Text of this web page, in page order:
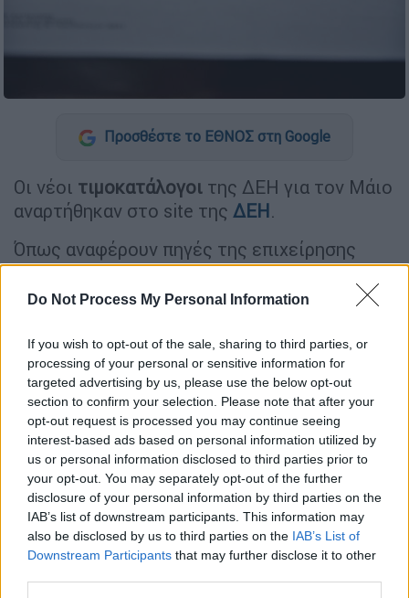
Do Not Process My Personal Information
If you wish to opt-out of the sale, sharing to third parties, or
processing of your personal or sensitive information for
targeted advertising by us, please use the below opt-out
section to confirm your selection. Please note that after your
opt-out request is processed you may continue seeing
interest-based ads based on personal information utilized by
us or personal information disclosed to third parties prior to
your opt-out. You may separately opt-out of the further
disclosure of your personal information by third parties on the
IAB’s list of downstream participants. This information may
also be disclosed by us to third parties on the IAB’s List of
Downstream Participants that may further disclose it to other
Προσθέστε το ΕΘΝΟΣ στη Google
Οι νέοι τιμοκατάλογοι της ΔΕΗ για τον Μάιο
αναρτήθηκαν στο site της ΔΕΗ.
Όπως αναφέρουν πηγές της επιχείρησης
μετά τηνέντονη μείωση κατά 25% τον
προηγούμενο μήνα, λόγω τρόπου
βασικό πράσινο οικιακό τιμολόγιο για τον
Μάιο, όπως προκύπτει από τον τύπο
υπολογισμού και την έκπτωση της ΔΕΗ,
διαμορφώνεται σε 0,136 Euro/kWh,
«επιστρέφοντας σε φυσιολογικά επίπεδα
και παραμένοντας ένα από τα φθηνότερα
στην αγορά».
Στις ζώνες χαμηλής χρέωσης (το παλιό
«νυχτερινό»), η τιμή του Γ1Νπράσινου